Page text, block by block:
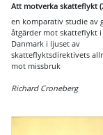
Att motverka skatteflykt
en komparativ studie av
åtgärder mot skatteflykt i
Danmark i ljuset av
skatteflyktsdirektivets
mot missbruk
Richard Croneberg